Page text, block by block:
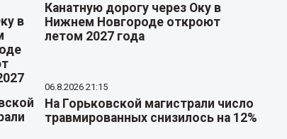
Канатную дорогу через Оку в
Нижнем Новгороде откроют
летом 2027 года
06.8.2026 21:15
На Горьковской магистрали число
травмированных снизилось на 12%